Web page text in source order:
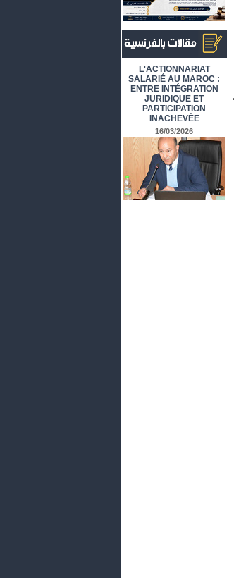
L'ACTIONNARIAT
SALARIÉ AU MAROC :
ENTRE INTÉGRATION
JURIDIQUE ET
PARTICIPATION
INACHEVÉE
16/03/2026